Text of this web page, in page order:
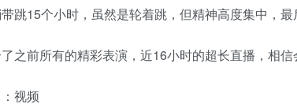
跳15个小时，虽然是轮着跳，但精神高度集中，最
之前所有的精彩表演，近16小时的超长直播，相信
视频